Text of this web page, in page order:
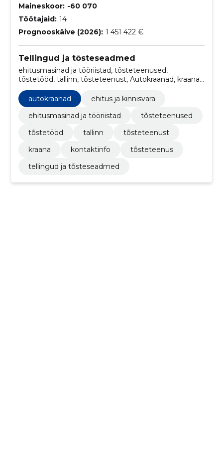
Maineskoor: -60 070
Töötajaid: 14
Prognooskäive (2026): 1 451 422 €
Tellingud ja tõsteseadmed
ehitusmasinad ja tööriistad, tõsteteenused,
tõstetööd, tallinn, tõsteteenust, Autokraanad, kraana,
kontaktinfo, Tõsteteenus, ehitus ja kinnisvara
autokraanad
ehitus ja kinnisvara
ehitusmasinad ja tööriistad
tõsteteenused
tõstetööd
tallinn
tõsteteenust
kraana
kontaktinfo
tõsteteenus
tellingud ja tõsteseadmed